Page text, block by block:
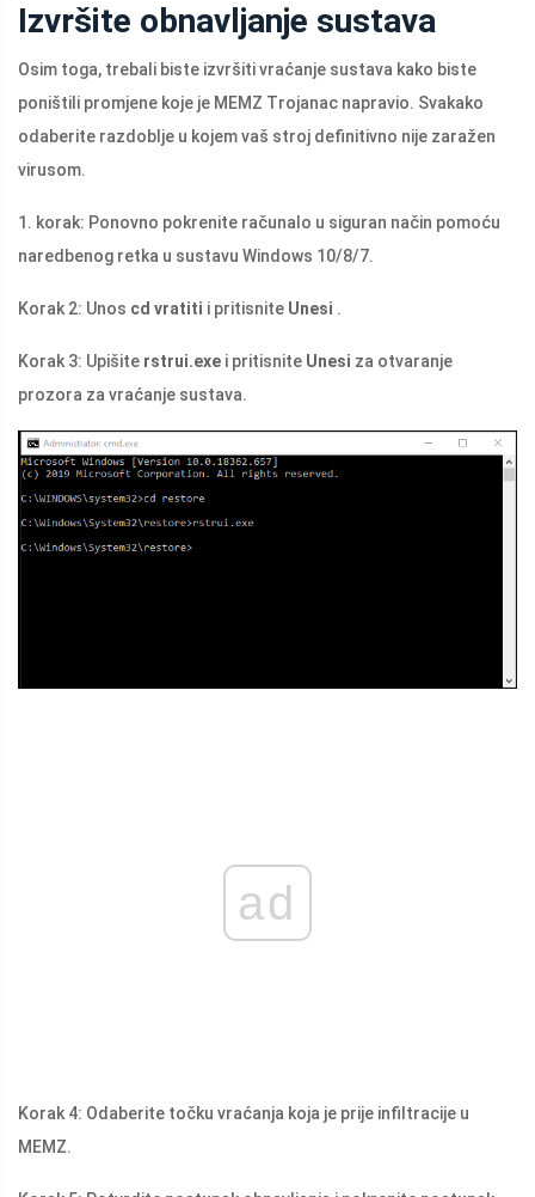
Izvršite obnavljanje sustava
Osim toga, trebali biste izvršiti vraćanje sustava kako biste
poništili promjene koje je MEMZ Trojanac napravio. Svakako
odaberite razdoblje u kojem vaš stroj definitivno nije zaražen
virusom.
1. korak: Ponovno pokrenite računalo u siguran način pomoću
naredbenog retka u sustavu Windows 10/8/7.
Korak 2: Unos cd vratiti i pritisnite Unesi .
Korak 3: Upišite rstrui.exe i pritisnite Unesi za otvaranje
prozora za vraćanje sustava.
ad
Korak 4: Odaberite točku vraćanja koja je prije infiltracije u
MEMZ.